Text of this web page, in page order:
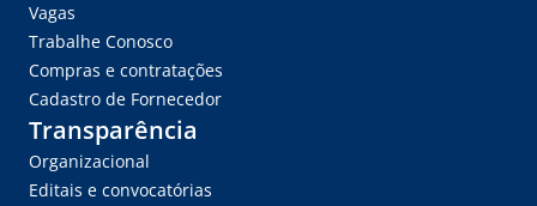
Vagas
Trabalhe Conosco
Compras e contratações
Cadastro de Fornecedor
Transparência
Organizacional
Editais e convocatórias